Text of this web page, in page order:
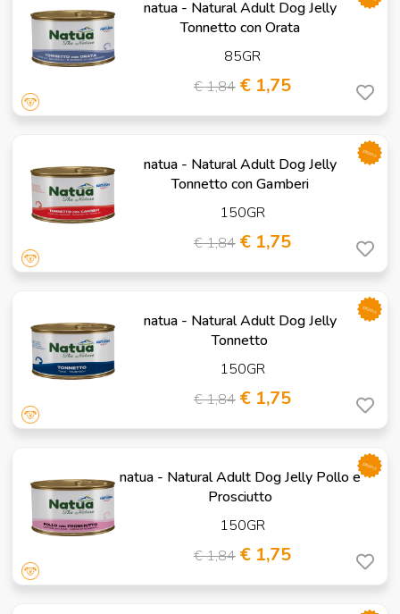
natua - Natural Adult Dog Jelly
Tonnetto con Orata
85GR
€ 1,84 € 1,75
natua - Natural Adult Dog Jelly
Tonnetto con Gamberi
150GR
€ 1,84 € 1,75
promo
natua - Natural Adult Dog Jelly
Tonnetto
150GR
€ 1,84 € 1,75
promo
natua - Natural Adult Dog Jelly Pollo e
Prosciutto
150GR
€ 1,84 € 1,75
promo